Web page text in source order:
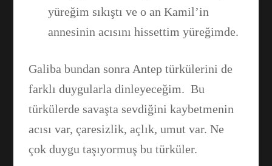
yüreğim sıkıştı ve o an Kamil’in
annesinin acısını hissettim yüreğimde.
Galiba bundan sonra Antep türkülerini de
farklı duygularla dinleyeceğim. Bu
türkülerde savaşta sevdiğini kaybetmenin
acısı var, çaresizlik, açlık, umut var. Ne
çok duygu taşıyormuş bu türküler.